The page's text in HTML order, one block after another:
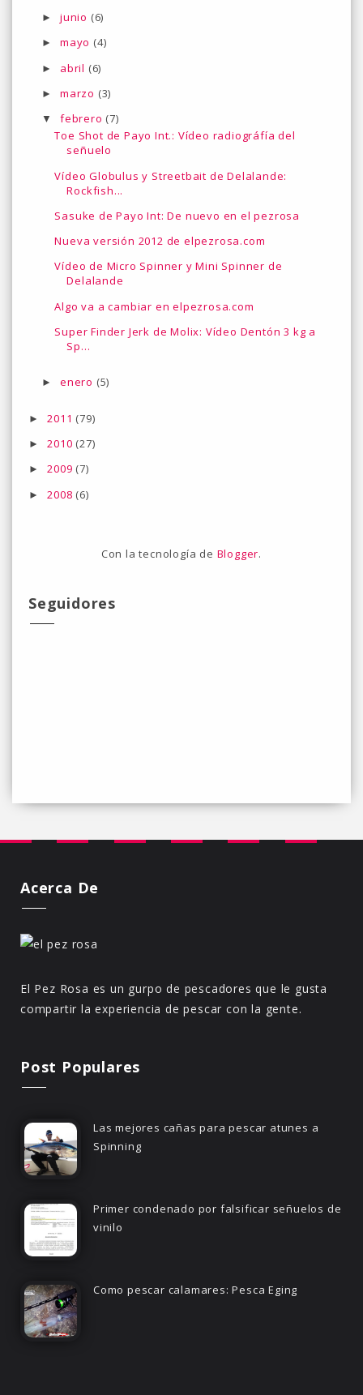
► junio (6)
► mayo (4)
► abril (6)
► marzo (3)
▼ febrero (7)
Toe Shot de Payo Int.: Vídeo radiográfía del
señuelo
Vídeo Globulus y Streetbait de Delalande:
Rockfish...
Sasuke de Payo Int: De nuevo en el pezrosa
Nueva versión 2012 de elpezrosa.com
Vídeo de Micro Spinner y Mini Spinner de
Delalande
Algo va a cambiar en elpezrosa.com
Super Finder Jerk de Molix: Vídeo Dentón 3 kg a
Sp...
► enero (5)
►2011 (79)
►2010 (27)
►2009 (7)
►2008 (6)
Con la tecnología de Blogger.
Seguidores
Acerca De
El Pez Rosa es un gurpo de pescadores que le gusta
compartir la experiencia de pescar con la gente.
Post Populares
Las mejores cañas para pescar atunes a
Spinning
Primer condenado por falsificar señuelos de
vinilo
Como pescar calamares: Pesca Eging